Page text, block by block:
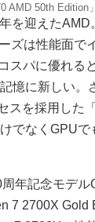
AMD 50th Edition」
を迎えたAMD
ズは性能面で
スパに優れる
憶に新しい。
スを採用した
でなくGPUで
年記念モデル
7 2700X Gold